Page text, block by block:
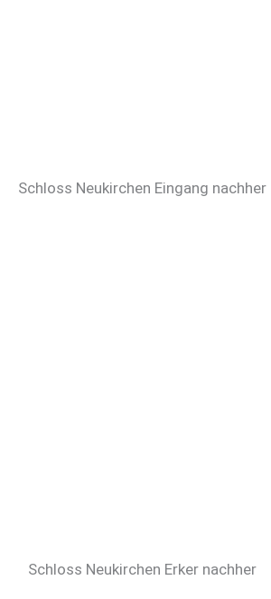
Schloss Neukirchen Eingang nachher
Schloss Neukirchen Erker nachher